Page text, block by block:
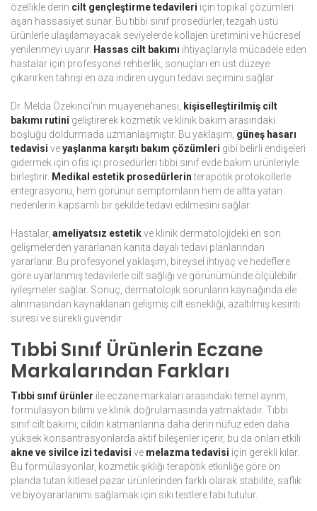
özellikle derin cilt gençleştirme tedavileri için topikal çözümleri
aşan hassasiyet sunar. Bu tıbbi sınıf prosedürler, tezgah üstü
ürünlerle ulaşılamayacak seviyelerde kollajen üretimini ve hücresel
yenilenmeyi uyarır. Hassas cilt bakımı ihtiyaçlarıyla mücadele eden
hastalar için profesyonel rehberlik, sonuçları en üst düzeye
çıkarırken tahrişi en aza indiren uygun tedavi seçimini sağlar.
Dr. Melda Özekinci'nin muayenehanesi,
kişiselleştirilmiş cilt
bakımı rutini geliştirerek kozmetik ve klinik bakım arasındaki
boşluğu doldurmada uzmanlaşmıştır. Bu yaklaşım, güneş hasarı
tedavisi veyaşlanma karşıtı bakım çözümleri gibi belirli endişeleri
gidermek için ofis içi prosedürleri tıbbi sınıf evde bakım ürünleriyle
birleştirir. Medikal estetik prosedürlerinterapötik protokollerle
entegrasyonu, hem görünür semptomların hem de altta yatan
nedenlerin kapsamlı bir şekilde tedavi edilmesini sağlar.
Hastalar, ameliyatsız estetikve klinik dermatolojideki en son
gelişmelerden yararlanan kanıta dayalı tedavi planlarından
yararlanır. Bu profesyonel yaklaşım, bireysel ihtiyaç ve hedeflere
göre uyarlanmış tedavilerle cilt sağlığı ve görünümünde ölçülebilir
iyileşmeler sağlar. Sonuç, dermatolojik sorunların kaynağında ele
alınmasından kaynaklanan gelişmiş cilt esnekliği, azaltılmış kesinti
süresi ve sürekli güvendir.
Tıbbi Sınıf Ürünlerin Eczane
Markalarından Farkları
Tıbbi sınıf ürünler ile eczane markaları arasındaki temel ayrım,
formülasyon bilimi ve klinik doğrulamasında yatmaktadır. Tıbbi
sınıf cilt bakımı, cildin katmanlarına daha derin nüfuz eden daha
yüksek konsantrasyonlarda aktif bileşenler içerir, bu da onları etkili
akne ve sivilce izi tedavisi ve melazma tedavisi için gerekli kılar.
Bu formülasyonlar, kozmetik şıklığı terapötik etkinliğe göre ön
planda tutan kitlesel pazar ürünlerinden farklı olarak stabilite, saflık
ve biyoyararlanımı sağlamak için sıkı testlere tabi tutulur.